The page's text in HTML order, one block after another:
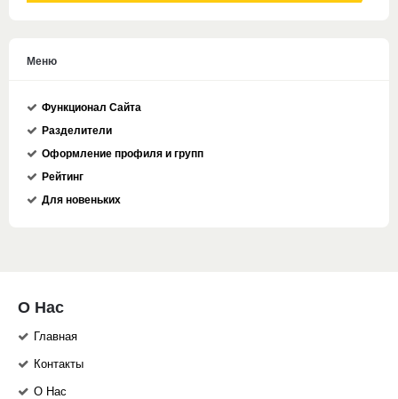
Меню
Функционал Сайта
Разделители
Оформление профиля и групп
Рейтинг
Для новеньких
О Нас
Главная
Контакты
О Нас